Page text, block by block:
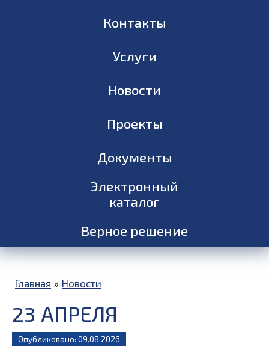
Контакты
Услуги
Новости
Проекты
Документы
Электронный
каталог
Верное решение
Главная » Новости
23 АПРЕЛЯ
Опубликовано: 09.08.2026